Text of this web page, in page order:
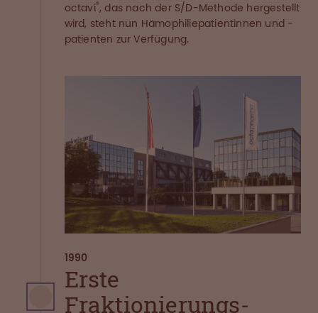
octavi®, das nach der S/D-Methode hergestellt
wird, steht nun Hämophiliepatientinnen und -
patienten zur Verfügung.
1990
Erste
Fraktionierungs-